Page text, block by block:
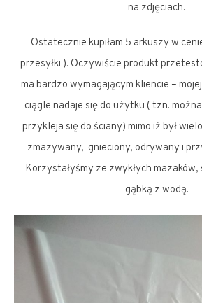
na zdjęciach.
Ostatecznie kupiłam 5 arkuszy w
przesyłki ). Oczywiście produkt
ma bardzo wymagającym kliencie –
ciągle nadaje się do użytku ( tzn.
przykleja się do ściany) mimo iż był
zmazywany, gnieciony, odrywany i
Korzystałyśmy ze zwykłych mazaków,
gąbką z wodą.